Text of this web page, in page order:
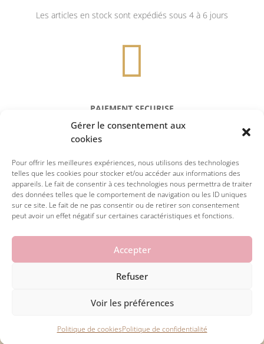
Gérer le consentement aux
cookies
Pour offrir les meilleures expériences, nous utilisons des technologies
telles que les cookies pour stocker et/ou accéder aux informations des
appareils. Le fait de consentir à ces technologies nous permettra de traiter
des données telles que le comportement de navigation ou les ID uniques
sur ce site. Le fait de ne pas consentir ou de retirer son consentement
peut avoir un effet négatif sur certaines caractéristiques et fonctions.
Accepter
Refuser
Voir les préférences
Politique de cookiesPolitique de confidentialité
Les articles en stock sont expédiés sous 4 à 6 jours

PAIEMENT SECURISE
Réglez en toute sécurité par carte
© 2026 la petite julie. Tous droits réservés.
 